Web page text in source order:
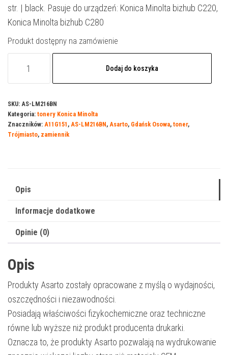
str. | black. Pasuje do urządzeń: Konica Minolta bizhub C220,
Konica Minolta bizhub C280
Produkt dostępny na zamówienie
do
Konica-
Minolta
A11G151
29000
str.
|
black
Dodaj do koszyka
SKU: AS-LM216BN
Kategoria: tonery Konica Minolta
Znaczników: A11G151 , AS-LM216BN, Asarto, Gdańsk Osowa, toner,
Trójmiasto, zamiennik
Opis
Informacje dodatkowe
Opinie (0)
Opis
Produkty Asarto zostały opracowane z myślą o wydajności,
oszczędności i niezawodności.
Posiadają właściwości fizykochemiczne oraz techniczne
równe lub wyższe niż produkt producenta drukarki.
Oznacza to, że produkty Asarto pozwalają na wydrukowanie